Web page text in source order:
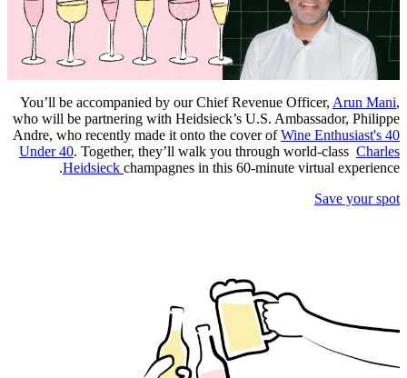
You’ll be accompanied by our Chief Revenue Officer, Arun Mani,
who will be partnering with Heidsieck’s U.S. Ambassador, Philippe
Andre, who recently made it onto the cover ofWine Enthusiast's 40
Under 40. Together, they’ll walk you through world-class Charles
Heidsieck champagnes in this 60-minute virtual experience.
Save your spot